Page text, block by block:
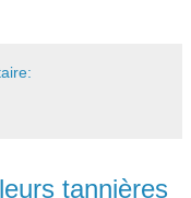
tannières